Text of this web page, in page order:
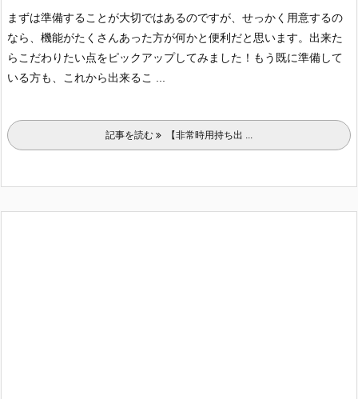
まずは準備することが大切ではあるのですが、せっかく用意するの
なら、機能がたくさんあった方が何かと便利だと思います。 出来た
らこだわりたい点をピックアップしてみました！ もう既に準備して
いる方も、これから出来るこ ...
記事を読む 【非常時用持ち出 ...